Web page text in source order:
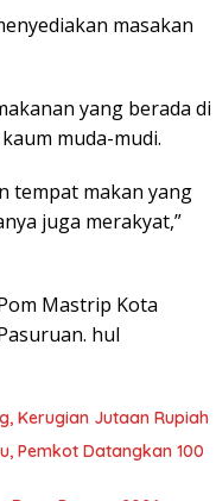
masakan
yang berada di
muda-mudi.
tempat makan yang
juga merakyat,”
Mastrip Kota
hul
Kerugian Jutaan Rupiah
Pemkot Datangkan 100